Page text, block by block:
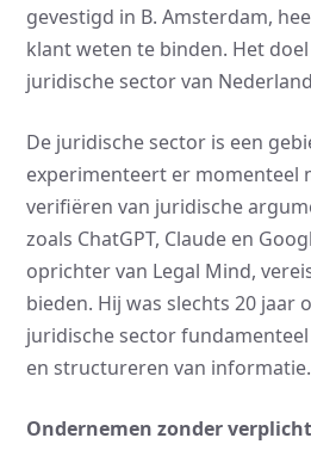
gevestigd in B. Amsterdam,
klant weten te binden. Het
juridische sector van
De juridische sector is een
experimenteert er momenteel
verifiëren van juridische
zoals ChatGPT, Claude en
oprichter van Legal Mind,
bieden. Hij was slechts 20 jaar
juridische sector
en structureren van informatie.
Ondernemen zonder